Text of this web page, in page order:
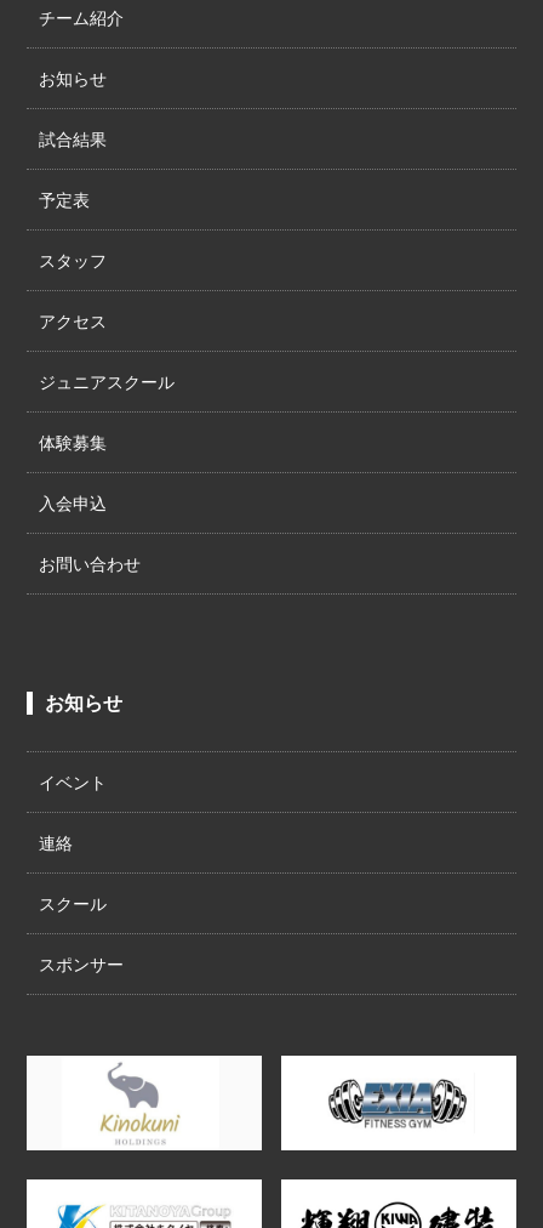
チーム紹介
お知らせ
試合結果
予定表
スタッフ
アクセス
ジュニアスクール
体験募集
入会申込
お問い合わせ
お知らせ
イベント
連絡
スクール
スポンサー